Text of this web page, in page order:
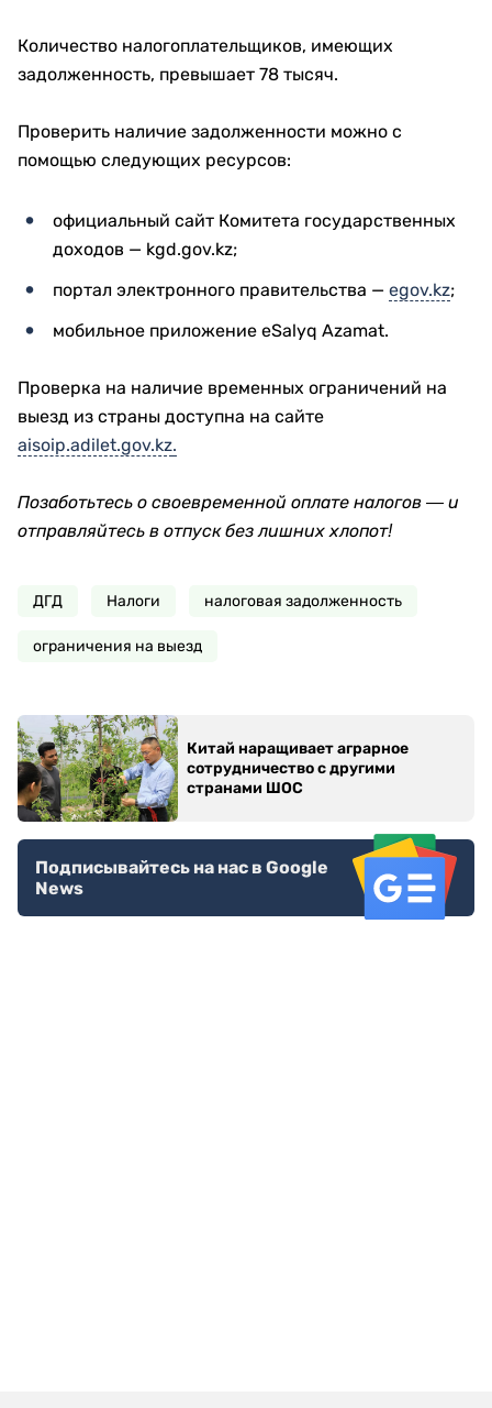
Количество налогоплательщиков, имеющих
задолженность, превышает 78 тысяч.
Проверить наличие задолженности можно с
помощью следующих ресурсов:
официальный сайт Комитета государственных
доходов — kgd.gov.kz;
портал электронного правительства — egov.kz;
мобильное приложение eSalyq Azamat.
Проверка на наличие временных ограничений на
выезд из страны доступна на сайте
aisoip.adilet.gov.kz.
Позаботьтесь о своевременной оплате налогов — и
отправляйтесь в отпуск без лишних хлопот!
ДГД Налоги налоговая задолженность
ограничения на выезд
Китай наращивает аграрное
сотрудничество с другими
странами ШОС
Подписывайтесь на нас в Google
News